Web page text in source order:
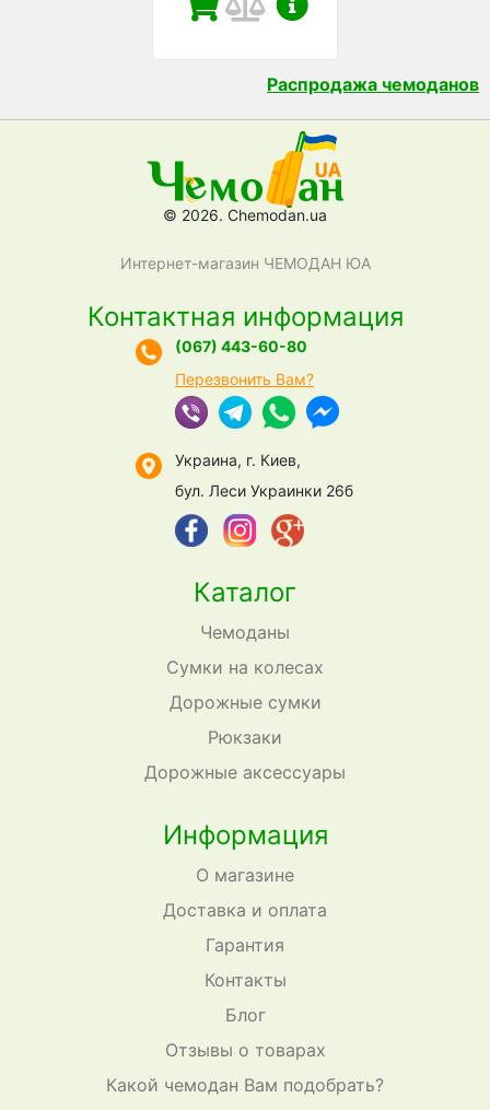
Распродажа чемоданов
© 2026. Chemodan.ua
Интернет-магазин ЧЕМОДАН ЮА
Каталог
Чемоданы
Сумки на колесах
Дорожные сумки
Рюкзаки
Дорожные аксессуары
Информация
О магазине
Доставка и оплата
Гарантия
Контакты
Блог
Отзывы о товарах
Какой чемодан Вам подобрать?
Контактная информация
(067) 443-60-80
Перезвонить Вам?
Украина, г. Киев,
бул. Леси Украинки 26б